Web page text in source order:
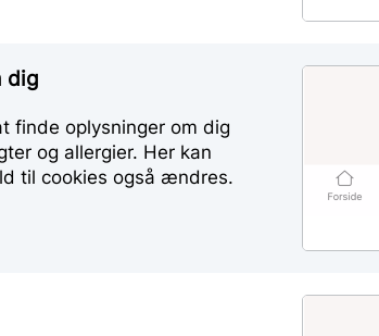
dig
finde oplysninger om dig
og allergier. Her kan
til cookies også ændres.